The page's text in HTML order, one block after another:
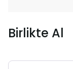
Birlikte Al